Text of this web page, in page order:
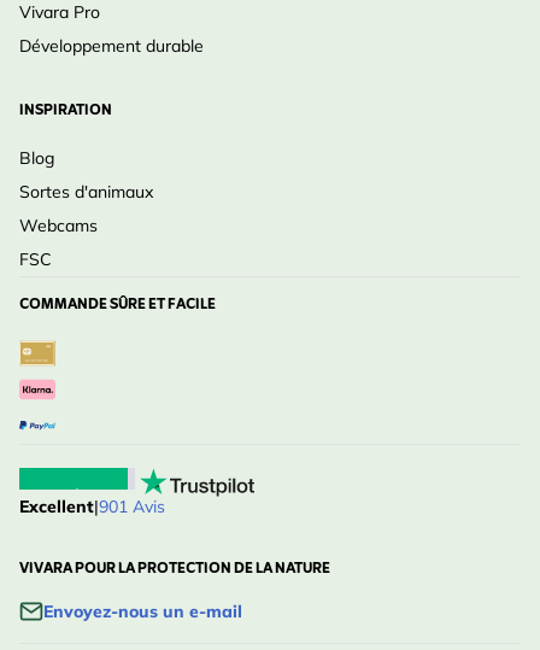
Vivara Pro
Développement durable
INSPIRATION
Blog
Sortes d'animaux
Webcams
FSC
COMMANDE SÛRE ET FACILE
Excellent|901 Avis
VIVARA POUR LA PROTECTION DE LA NATURE
Envoyez-nous un e-mail